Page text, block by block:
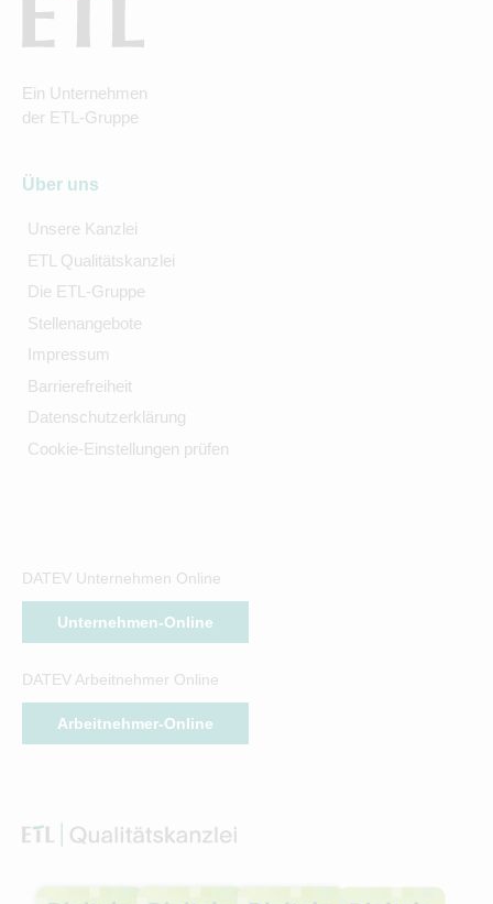
Ein Unternehmen
der ETL-Gruppe
Über uns
Unsere Kanzlei
ETL Qualitätskanzlei
Die ETL-Gruppe
Stellenangebote
Impressum
Barrierefreiheit
Datenschutzerklärung
Cookie-Einstellungen prüfen
DATEV Unternehmen Online
Unternehmen-Online
DATEV Arbeitnehmer Online
Arbeitnehmer-Online